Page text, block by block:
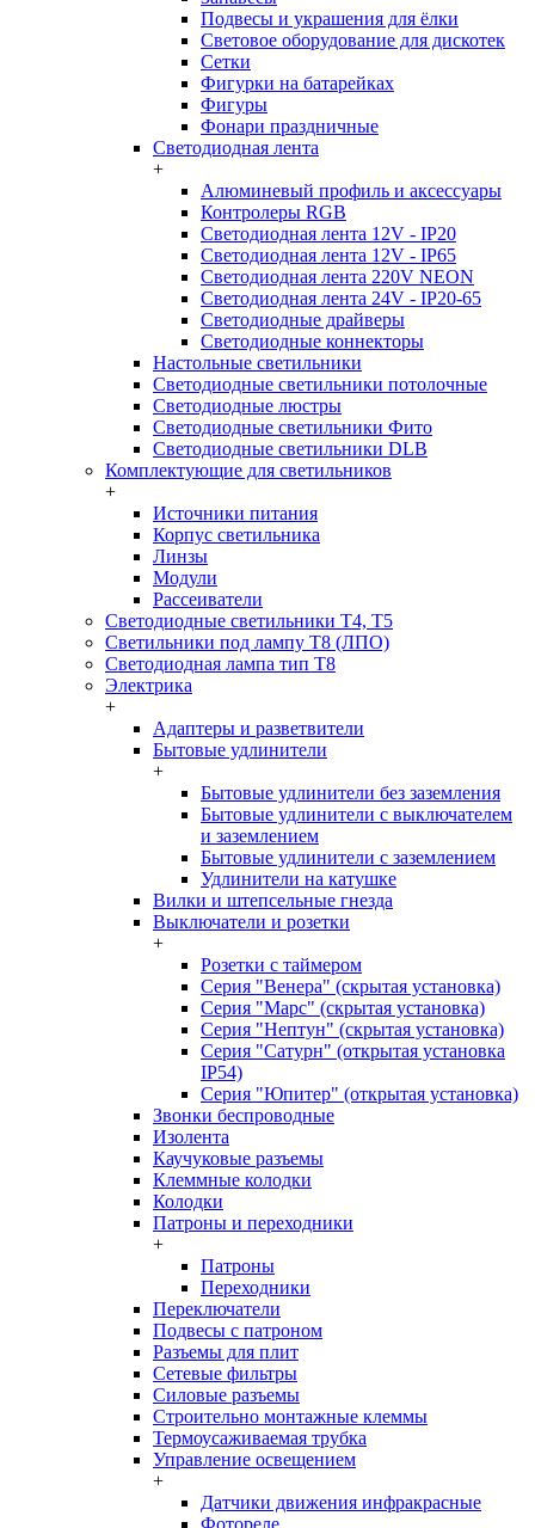
Подвесы и украшения для ёлки
Световое оборудование для дискотек
Сетки
Фигурки на батарейках
Фигуры
Фонари праздничные
Светодиодная лента
+
Алюминевый профиль и аксессуары
Контролеры RGB
Светодиодная лента 12V - IP20
Светодиодная лента 12V - IP65
Светодиодная лента 220V NEON
Светодиодная лента 24V - IP20-65
Светодиодные драйверы
Светодиодные коннекторы
Настольные светильники
Светодиодные светильники потолочные
Светодиодные люстры
Светодиодные светильники Фито
Светодиодные светильники DLB
Комплектующие для светильников
+
Источники питания
Корпус светильника
Линзы
Модули
Рассеиватели
Светодиодные светильники T4, T5
Светильники под лампу Т8 (ЛПО)
Светодиодная лампа тип T8
Электрика
+
Адаптеры и разветвители
Бытовые удлинители
+
Бытовые удлинители без заземления
Бытовые удлинители с выключателем
и заземлением
Бытовые удлинители с заземлением
Удлинители на катушке
Вилки и штепсельные гнезда
Выключатели и розетки
+
Розетки с таймером
Серия "Венера" (скрытая установка)
Серия "Марс" (скрытая установка)
Серия "Нептун" (скрытая установка)
Серия "Сатурн" (открытая установка
IP54)
Серия "Юпитер" (открытая установка)
Звонки беспроводные
Изолента
Каучуковые разъемы
Клеммные колодки
Колодки
Патроны и переходники
+
Патроны
Переходники
Переключатели
Подвесы с патроном
Разъемы для плит
Сетевые фильтры
Силовые разъемы
Строительно монтажные клеммы
Термоусаживаемая трубка
Управление освещением
+
Датчики движения инфракрасные
Фотореле